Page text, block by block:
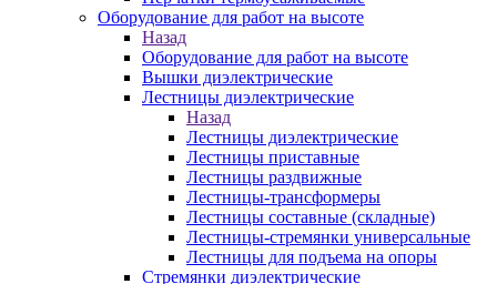
Оборудование для работ на высоте
Назад
Оборудование для работ на высоте
Вышки диэлектрические
Лестницы диэлектрические
Назад
Лестницы диэлектрические
Лестницы приставные
Лестницы раздвижные
Лестницы-трансформеры
Лестницы составные (складные)
Лестницы-стремянки универсальные
Лестницы для подъема на опоры
Стремянки диэлектрические